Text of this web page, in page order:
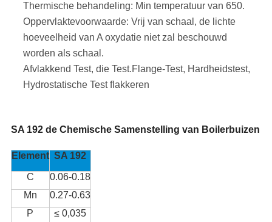
Thermische behandeling: Min temperatuur van 650.
Oppervlaktevoorwaarde: Vrij van schaal, de lichte
hoeveelheid van A oxydatie niet zal beschouwd
worden als schaal.
Afvlakkend Test, die Test.Flange-Test, Hardheidstest,
Hydrostatische Test flakkeren
SA 192 de Chemische Samenstelling van Boilerbuizen
Element SA 192
C
0.06-0.18
Mn
0.27-0.63
P
≤ 0,035